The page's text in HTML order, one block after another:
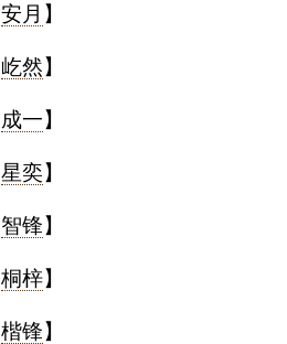
安月 】
屹然】
成一】
星奕】
智锋】
桐梓】
楷锋】